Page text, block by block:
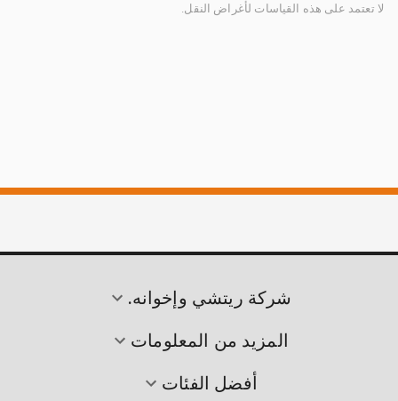
لا تعتمد على هذه القياسات لأغراض النقل.
شركة ريتشي وإخوانه.
المزيد من المعلومات
أفضل الفئات